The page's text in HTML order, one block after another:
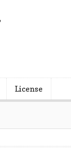
License